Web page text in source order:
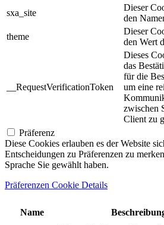
sxa_site
Dieser
den
theme
Dieser
den Wert
__RequestVerificationToken
Dieses
das
für die
um eine
zwischen
Client zu
Präferenz
Diese Cookies erlauben es der Website
Entscheidungen zu Präferenzen zu
Sprache Sie gewählt haben.
Präferenzen Cookie Details
Name